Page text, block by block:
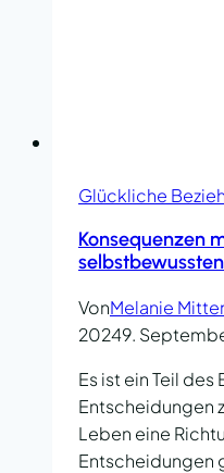
Glückliche
Konsequenzen
VonMelanie
20249.
Es ist ein Teil des
Entscheidungen
Leben eine
Entscheidungen